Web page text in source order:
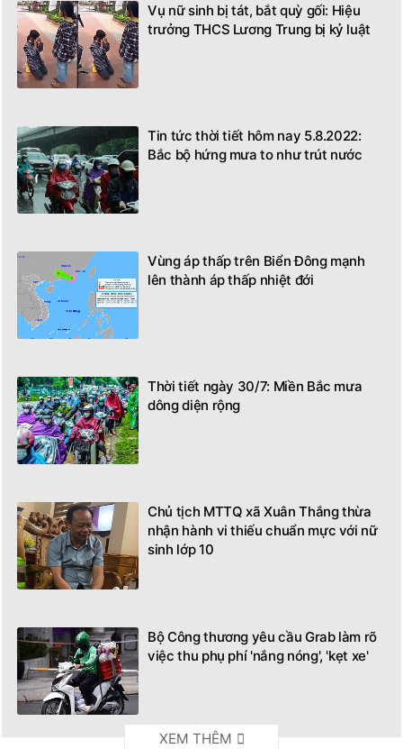
Vụ nữ sinh bị tát, bắt quỳ gối: Hiệu
trưởng THCS Lương Trung bị kỷ luật
Tin tức thời tiết hôm nay 5.8.2022:
Bắc bộ hứng mưa to như trút nước
Vùng áp thấp trên Biển Đông mạnh
lên thành áp thấp nhiệt đới
Thời tiết ngày 30/7: Miền Bắc mưa
dông diện rộng
Chủ tịch MTTQ xã Xuân Thắng thừa
nhận hành vi thiếu chuẩn mực với nữ
sinh lớp 10
Bộ Công thương yêu cầu Grab làm rõ
việc thu phụ phí 'nắng nóng', 'kẹt xe'